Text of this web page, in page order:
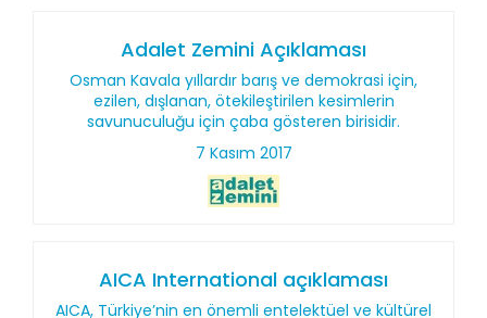
Adalet Zemini Açıklaması
Osman Kavala yıllardır barış ve demokrasi için,
ezilen, dışlanan, ötekileştirilen kesimlerin
savunuculuğu için çaba gösteren birisidir.
7 Kasım 2017
AICA International açıklaması
AICA, Türkiye’nin en önemli entelektüel ve kültürel